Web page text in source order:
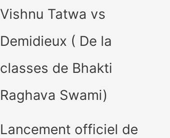
Vishnu Tatwa vs
Demidieux ( De la
classes de Bhakti
Raghava Swami)
Lancement officiel de